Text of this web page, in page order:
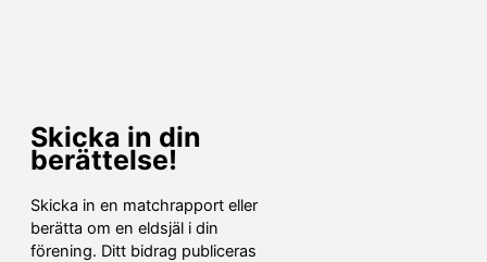
Skicka in din
berättelse!
Skicka in en matchrapport eller
berätta om en eldsjäl i din
förening. Ditt bidrag publiceras